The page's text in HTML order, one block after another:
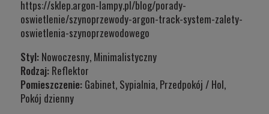
https://sklep.argon-lampy.pl/blog/porady-
oswietlenie/szynoprzewody-argon-track-system-zalety-
oswietlenia-szynoprzewodowego
Styl: Nowoczesny, Minimalistyczny
Rodzaj: Reflektor
Pomieszczenie: Gabinet, Sypialnia, Przedpokój / Hol,
Pokój dzienny